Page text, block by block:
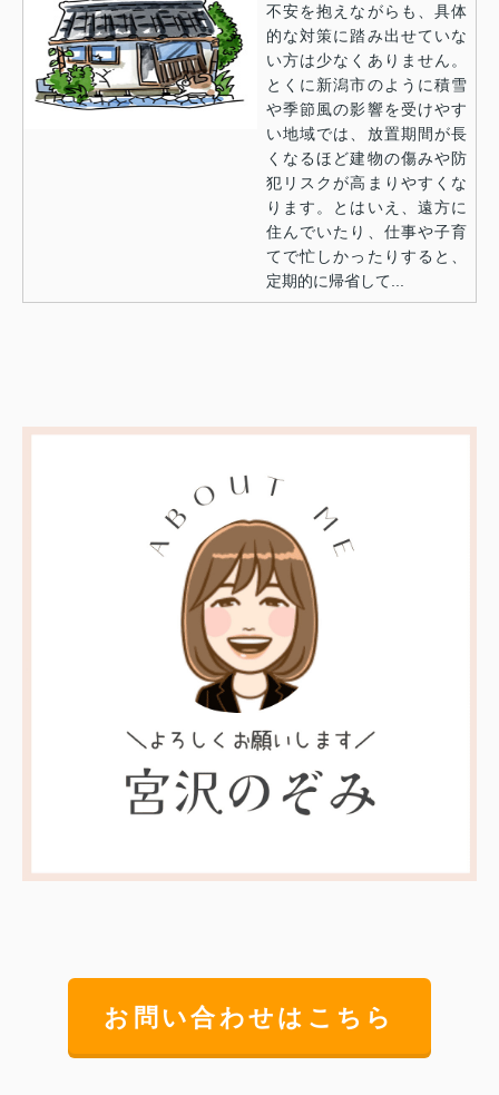
不安を抱えながらも、具体
的な対策に踏み出せていな
い方は少なくありません。
とくに新潟市のように積雪
や季節風の影響を受けやす
い地域では、放置期間が長
くなるほど建物の傷みや防
犯リスクが高まりやすくな
ります。とはいえ、遠方に
住んでいたり、仕事や子育
てで忙しかったりすると、
定期的に帰省して...
お問い合わせはこちら